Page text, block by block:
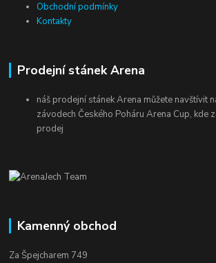
Obchodní podmínky
Kontakty
Prodejní stánek Arena
náš prodejní stánek Arena můžete navštívit
závodech Českého Poháru Arena Cup, kde
prodej
Kamenný obchod
Za Špejcharem 749